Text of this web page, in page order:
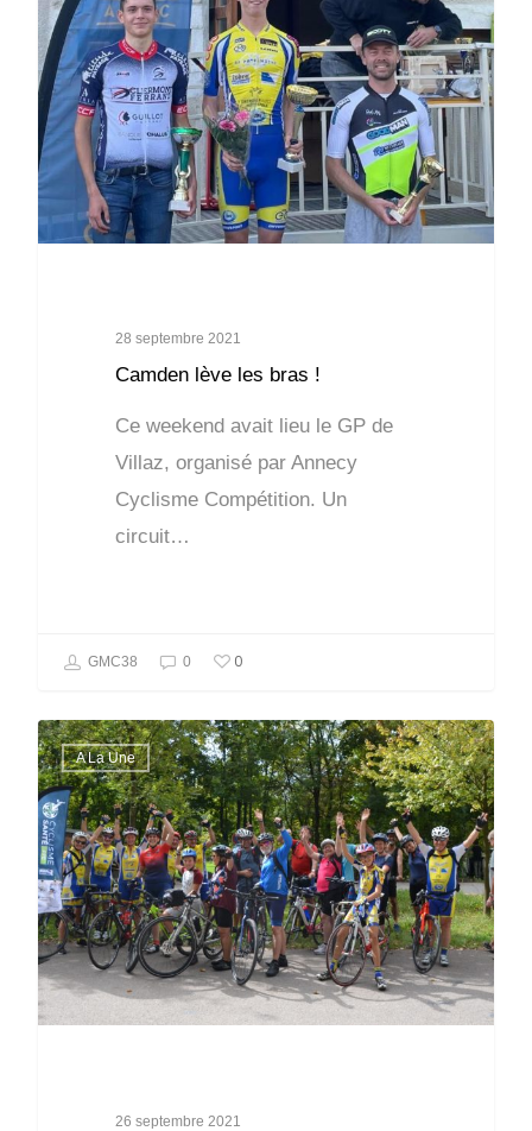
28 septembre 2021
Camden lève les bras !
Ce weekend avait lieu le GP de
Villaz, organisé par Annecy
Cyclisme Compétition. Un
circuit…
GMC38 0 0
A La Une
26 septembre 2021